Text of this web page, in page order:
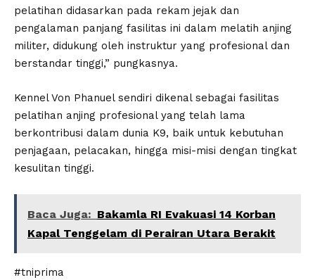
pelatihan didasarkan pada rekam jejak dan
pengalaman panjang fasilitas ini dalam melatih anjing
militer, didukung oleh instruktur yang profesional dan
berstandar tinggi,” pungkasnya.
Kennel Von Phanuel sendiri dikenal sebagai fasilitas
pelatihan anjing profesional yang telah lama
berkontribusi dalam dunia K9, baik untuk kebutuhan
penjagaan, pelacakan, hingga misi-misi dengan tingkat
kesulitan tinggi.
Baca Juga: Bakamla RI Evakuasi 14 Korban
Kapal Tenggelam di Perairan Utara Berakit
#tniprima